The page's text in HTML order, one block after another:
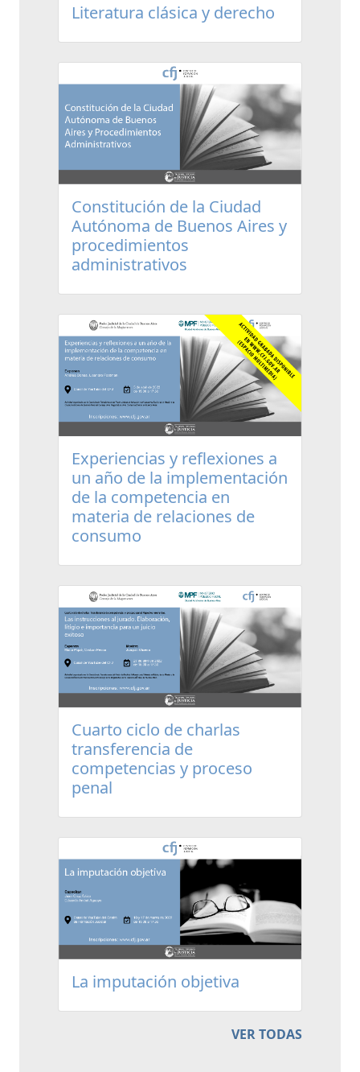
Literatura clásica y derecho
Constitución de la Ciudad
Autónoma de Buenos Aires y
procedimientos
administrativos
Experiencias y reflexiones a
un año de la implementación
de la competencia en
materia de relaciones de
consumo
Cuarto ciclo de charlas
transferencia de
competencias y proceso
penal
La imputación objetiva
VER TODAS